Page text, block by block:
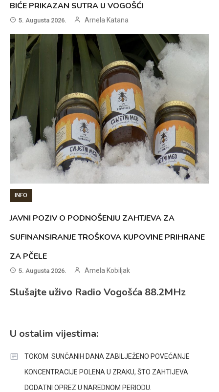
BIĆE PRIKAZAN SUTRA U VOGOŠĆI
5. Augusta 2026. Arnela Katana
INFO
JAVNI POZIV O PODNOŠENJU ZAHTJEVA ZA
SUFINANSIRANJE TROŠKOVA KUPOVINE PRIHRANE
ZA PČELE
5. Augusta 2026. Amela Kobiljak
Slušajte uživo Radio Vogošća 88.2MHz
U ostalim vijestima:
TOKOM SUNČANIH DANA ZABILJEŽENO POVEĆANJE
KONCENTRACIJE POLENA U ZRAKU, ŠTO ZAHTIJEVA
DODATNI OPREZ U NAREDNOM PERIODU.